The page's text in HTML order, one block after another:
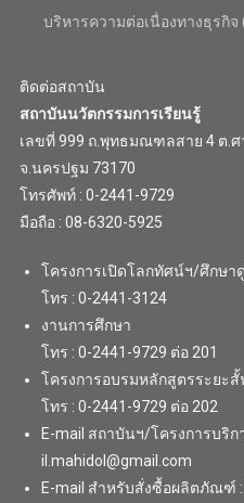
บริหารความต่อเนื่องทางธุรกิจ
ติดต่อสถาบัน
สถาบันนวัตกรรมการเรียนรู้
เลขที่ 999 ถ.พุทธมณฑลสาย 4 ต.
จ.นครปฐม 73170
โทรศัพท์ : 0-2441-9729
มือถือ : 08-6320-5925
โครงการเปิดโลกทัศน์ฯ/ศึกษ
โทร : 0-2441-3124
งานการศึกษา
โทร : 0-2441-9729 ต่อ 201
โครงการอบรมหลักสูตรระยะสั้
โทร : 0-2441-9729 ต่อ 202
E-mail สถาบันฯ/โครงการบริก
il.mahidol@gmail.com
E-mail สำหรับสั่งซื้อผลิตภัณฑ์ :